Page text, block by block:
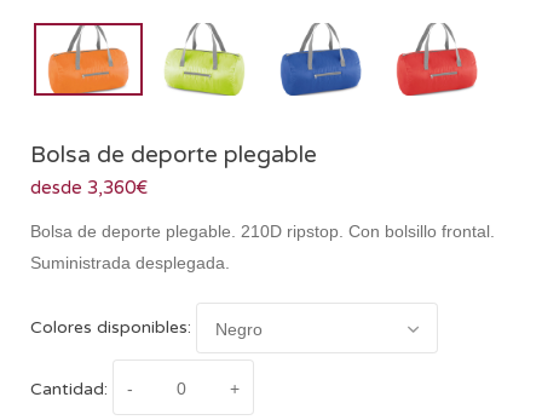
Bolsa de deporte plegable
desde 3,360€
Bolsa de deporte plegable. 210D ripstop. Con bolsillo frontal.
Suministrada desplegada.
Colores disponibles:
Cantidad: